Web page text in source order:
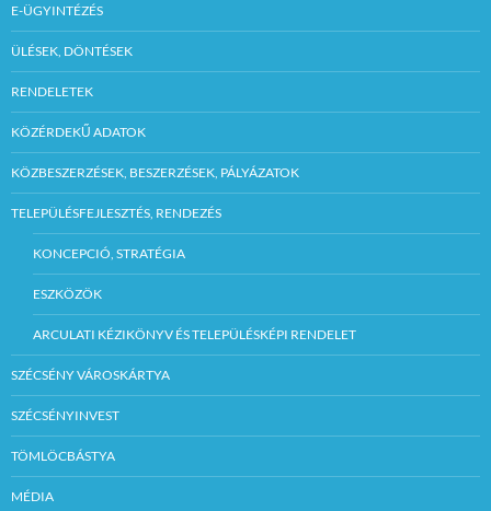
E-ÜGYINTÉZÉS
ÜLÉSEK, DÖNTÉSEK
RENDELETEK
KÖZÉRDEKŰ ADATOK
KÖZBESZERZÉSEK, BESZERZÉSEK, PÁLYÁZATOK
TELEPÜLÉSFEJLESZTÉS, RENDEZÉS
KONCEPCIÓ, STRATÉGIA
ESZKÖZÖK
ARCULATI KÉZIKÖNYV ÉS TELEPÜLÉSKÉPI RENDELET
SZÉCSÉNY VÁROSKÁRTYA
SZÉCSÉNYINVEST
TÖMLÖCBÁSTYA
MÉDIA